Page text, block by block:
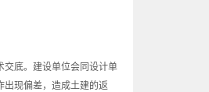
底。建设单位会同设计单
出现偏差，造成土建的返